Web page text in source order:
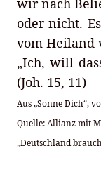
wir nach
oder nicht.
vom Heiland
„Ich, will
(Joh. 15, 11)
Aus „Sonne Dich“,
Quelle: Allianz mit
„Deutschland